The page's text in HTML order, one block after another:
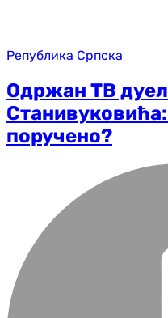
Република Српска
Одржан ТВ
поручено?